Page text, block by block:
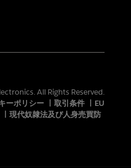
All Rights Reserved.
ーポリシー 取引条件
EU
現代奴隷法及び人身売買防